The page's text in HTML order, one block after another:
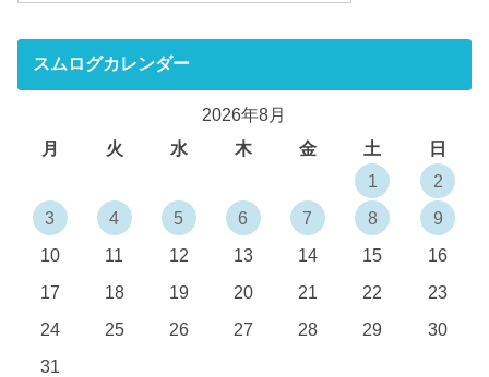
スムログカレンダー
2026年8月
月
火 水 木 金 土
日
1
2
3
4 5 6 7 8
9
10
11 12 13 14 15
16
17
18 19 20 21 22
23
24
25 26 27 28 29
30
31